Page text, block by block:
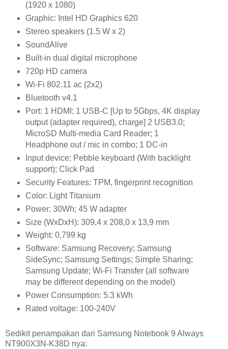
(1920 x 1080)
Graphic: Intel HD Graphics 620
Stereo speakers (1.5 W x 2)
SoundAlive
Built-in dual digital microphone
720p HD camera
Wi-Fi 802.11 ac (2x2)
Bluetooth v4.1
Port: 1 HDMI; 1 USB-C [Up to 5Gbps, 4K display
output (adapter required), charge] 2 USB3.0;
MicroSD Multi-media Card Reader; 1
Headphone out / mic in combo; 1 DC-in
Input device: Pebble keyboard (With backlight
support); Click Pad
Security Features: TPM, fingerprint recognition
Color: Light Titanium
Power: 30Wh; 45 W adapter
Size (WxDxH): 309,4 x 208,0 x 13,9 mm
Weight: 0,799 kg
Software: Samsung Recovery; Samsung
SideSync; Samsung Settings; Simple Sharing;
Samsung Update; Wi-Fi Transfer (all software
may be different depending on the model)
Power Consumption: 5.3 kWh
Rated voltage: 100-240V
Sedikit penampakan dari Samsung Notebook 9 Always
NT900X3N-K38D nya: